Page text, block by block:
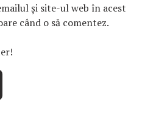
și site-ul web în acest
când o să comentez.